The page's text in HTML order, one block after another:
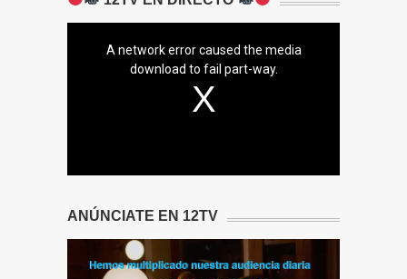
A network error caused the media
download to fail part-way.
ANÚNCIATE EN 12TV